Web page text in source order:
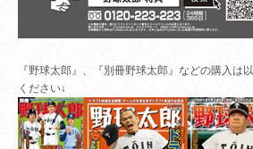
『野球太郎』、『別冊野球太郎』などの購入は
ください↓